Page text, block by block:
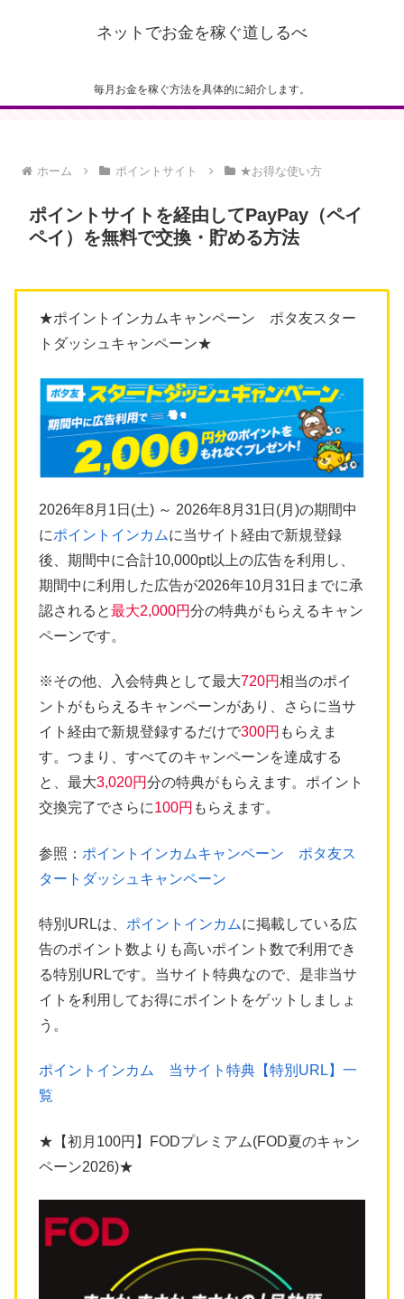
ネットでお金を稼ぐ道しるべ
毎月お金を稼ぐ方法を具体的に紹介します。
ホーム ポイントサイト ★お得な使い方
ポイントサイトを経由してPayPay（ペイ
ペイ）を無料で交換・貯める方法
★ポイントインカムキャンペーン ポタ友スター
トダッシュキャンペーン★
2026年8月1日(土) ～ 2026年8月31日(月)の期間中
にポイントインカムに当サイト経由で新規登録
後、期間中に合計10,000pt以上の広告を利用し、
期間中に利用した広告が2026年10月31日までに承
認されると最大2,000円分の特典がもらえるキャン
ペーンです。
※その他、入会特典として最大720円相当のポイ
ントがもらえるキャンペーンがあり、さらに当サ
イト経由で新規登録するだけで300円 もらえま
す。つまり、すべてのキャンペーンを達成する
と、最大3,020円分の特典がもらえます。ポイント
交換完了でさらに100円 もらえます。
参照： ポイントインカムキャンペーン ポタ友ス
タートダッシュキャンペーン
特別URLは、 ポイントインカムに掲載している広
告のポイント数よりも高いポイント数で利用でき
る特別URLです。当サイト特典なので、是非当サ
イトを利用してお得にポイントをゲットしましょ
う。
ポイントインカム 当サイト特典【特別URL】一
覧
★【初月100円】FODプレミアム(FOD夏のキャン
ペーン2026)★